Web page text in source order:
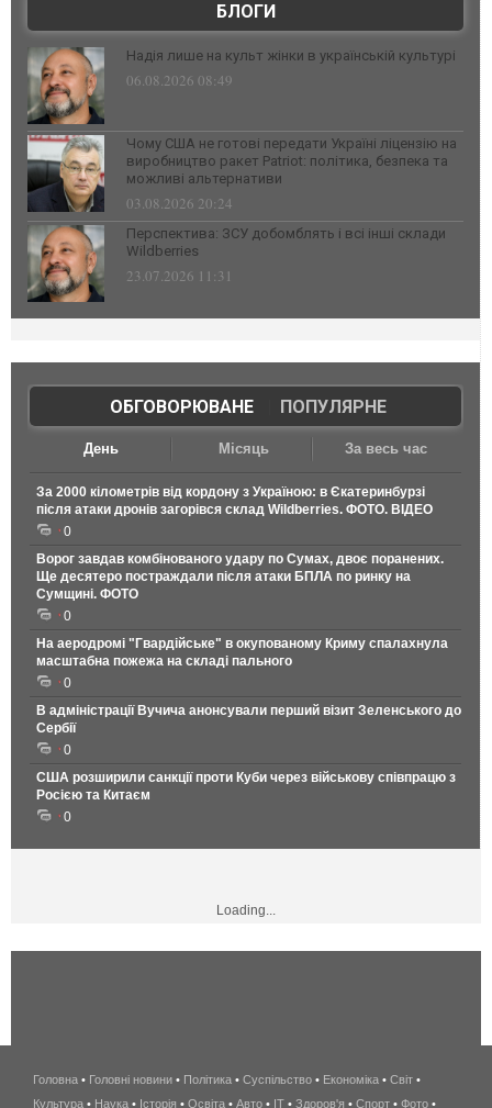
БЛОГИ
Надія лише на культ жінки в українській культурі
06.08.2026 08:49
Чому США не готові передати Україні ліцензію на
виробництво ракет Patriot: політика, безпека та
можливі альтернативи
03.08.2026 20:24
Перспектива: ЗСУ добомблять і всі інші склади
Wildberries
23.07.2026 11:31
ОБГОВОРЮВАНЕ| ПОПУЛЯРНЕ
День Місяць За весь час
За 2000 кілометрів від кордону з Україною: в Єкатеринбурзі
після атаки дронів загорівся склад Wildberries. ФОТО. ВІДЕО
0
Ворог завдав комбінованого удару по Сумах, двоє поранених.
Ще десятеро постраждали після атаки БПЛА по ринку на
Сумщині. ФОТО
0
На аеродромі "Гвардійське" в окупованому Криму спалахнула
масштабна пожежа на складі пального
0
В адміністрації Вучича анонсували перший візит Зеленського до
Сербії
0
США розширили санкції проти Куби через військову співпрацю з
Росією та Китаєм
0
Loading...
беспроводной
интернет
Головна • Головні новини • Політика • Суспільство • Економіка • Світ •
Культура • Наука • Історія • Освіта • Авто • IT • Здоров'я • Спорт • Фото •